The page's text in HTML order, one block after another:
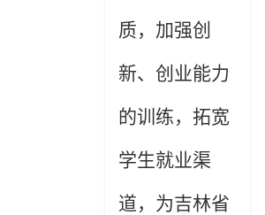
质，加强创
新、创业能力
的训练，拓宽
学生就业渠
道，为吉林省